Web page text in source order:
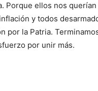
Porque ellos nos
y todos
por la Patria.
por unir más.